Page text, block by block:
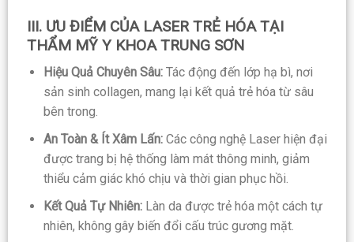
III. ƯU ĐIỂM CỦA LASER TRẺ HÓA TẠI
THẨM MỸ Y KHOA TRUNG SƠN
Hiệu Quả Chuyên Sâu:Tác động đến lớp hạ bì, nơi
sản sinh collagen, mang lại kết quả trẻ hóa từ sâu
bên trong.
An Toàn & Ít Xâm Lấn:Các công nghệ Laser hiện đại
được trang bị hệ thống làm mát thông minh, giảm
thiểu cảm giác khó chịu và thời gian phục hồi.
Kết Quả Tự Nhiên:Làn da được trẻ hóa một cách tự
nhiên, không gây biến đổi cấu trúc gương mặt.